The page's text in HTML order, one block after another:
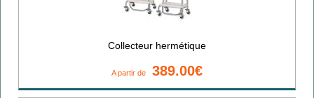
Collecteur hermétique
A partir de 389.00€